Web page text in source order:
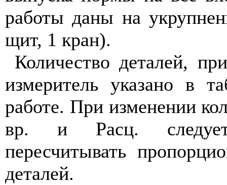
работы даны на
щит, 1 кран).
Количество деталей,
измеритель указано в
работе. При изменении
вр. и Расц.
пересчитывать
деталей.